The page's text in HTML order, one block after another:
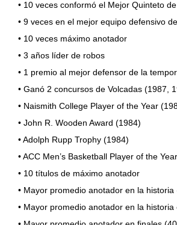
• 10 veces conformó el Mejor Quinteto
• 9 veces en el mejor equipo defensivo
• 10 veces máximo anotador
• 3 años líder de robos
• 1 premio al mejor defensor de la
• Ganó 2 concursos de Volcadas (1987,
• Naismith College Player of the Year
• John R. Wooden Award (1984)
• Adolph Rupp Trophy (1984)
• ACC Men’s Basketball Player of the
• 10 títulos de máximo anotador
• Mayor promedio anotador en la historia
• Mayor promedio anotador en la